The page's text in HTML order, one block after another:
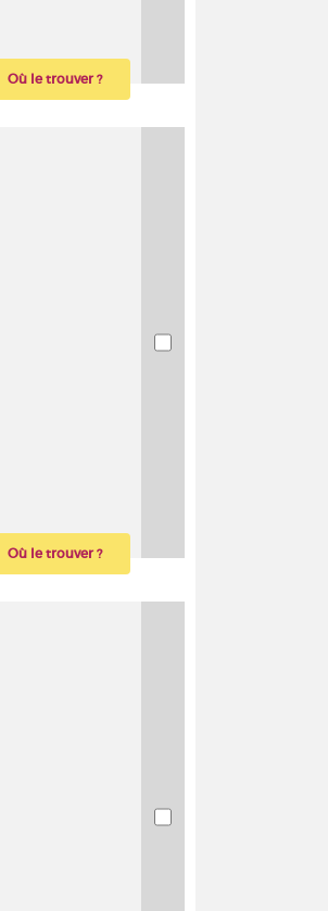
Où le trouver ?
Où le trouver ?